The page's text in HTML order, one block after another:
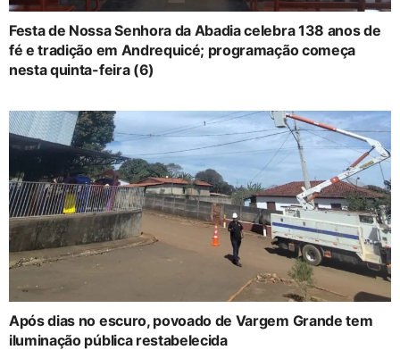
Festa de Nossa Senhora da Abadia celebra 138 anos de
fé e tradição em Andrequicé; programação começa
nesta quinta-feira (6)
Após dias no escuro, povoado de Vargem Grande tem
iluminação pública restabelecida